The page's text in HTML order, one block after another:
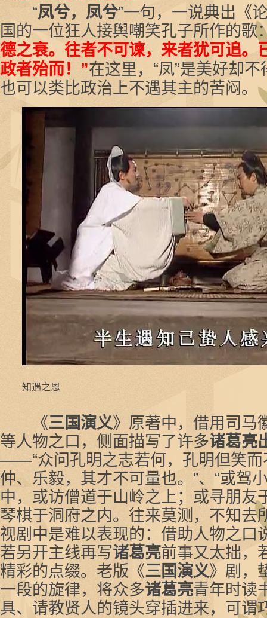
“凤兮，凤兮”一句，一说典出《
国的一位狂人接舆嘲笑孔子所作的歌
德之衰。往者不可谏，来者犹可追。
政者殆而！”在这里，“凤”是美好却
也可以类比政治上不遇其主的苦闷。
知遇之恩
《三国演义》原著中，借用司马
等人物之口，侧面描写了许多诸葛亮
——“众问孔明之志若何，孔明但笑而
仲、乐毅，其才不可量也。”、“或驾
中，或访僧道于山岭之上；或寻朋友
琴棋于洞府之内。往来莫测，不知去
视剧中是难以表现的：借助人物之口
若另开主线再写诸葛亮前事又太拙，
精彩的点缀。老版《三国演义》剧，
一段的旋律，将众多诸葛亮青年时读
具、请教贤人的镜头穿插进来，可谓